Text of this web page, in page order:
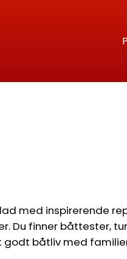
med inspirerende
Du finner båttester,
godt båtliv med